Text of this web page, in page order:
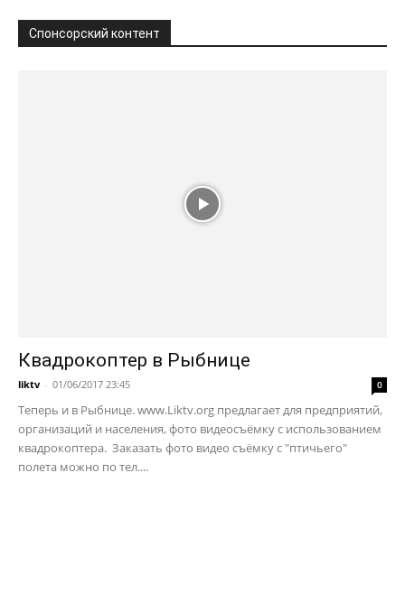
Спонсорский контент
Квадрокоптер в Рыбнице
liktv - 01/06/2017 23:45 0
Теперь и в Рыбнице. www.Liktv.org предлагает для предприятий,
организаций и населения, фото видеосъёмку с использованием
квадрокоптера. Заказать фото видео съёмку с "птичьего"
полета можно по тел....